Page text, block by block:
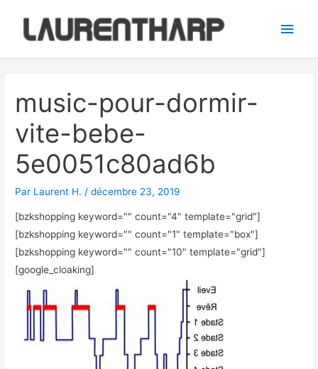
contenu
music-pour-dormir-
vite-bebe-
5e0051c80ad6b
Par Laurent H. /décembre 23, 2019
[bzkshopping keyword="" count="4" template="grid"]
[bzkshopping keyword="" count="1" template="box"]
[bzkshopping keyword="" count="10" template="grid"]
[google_cloaking]
articles